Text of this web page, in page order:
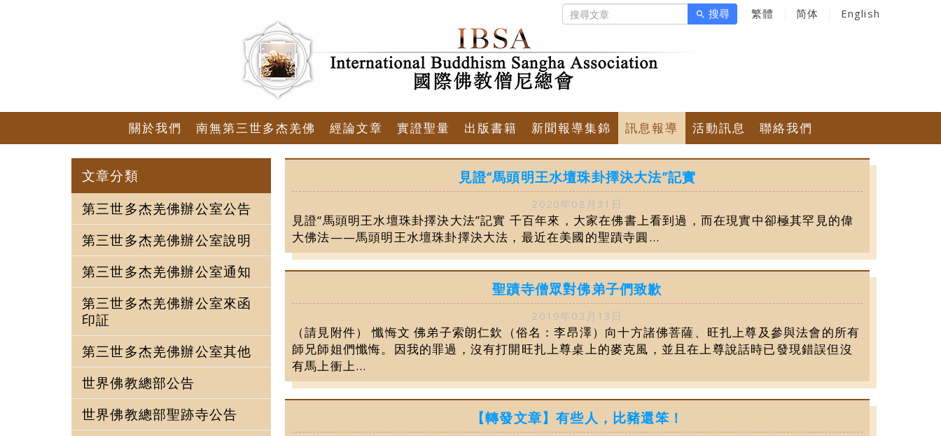
繁體 简体 English
search 搜尋
關於我們 南無第三世多杰羌佛 經論文章 實證聖量 出版書籍 新聞報導集錦 訊息報導 活動訊息 聯絡我們
文章分類
第三世多杰羌佛辦公室公告
第三世多杰羌佛辦公室說明
第三世多杰羌佛辦公室通知
第三世多杰羌佛辦公室來函
印証
第三世多杰羌佛辦公室其他
世界佛教總部公告
世界佛教總部聖跡寺公告
見證“馬頭明王水壇珠卦擇決大法”記實
2020年08月31日
見證“馬頭明王水壇珠卦擇決大法”記實 千百年來，大家在佛書上看到過，而在現實中卻極其罕見的偉
大佛法——馬頭明王水壇珠卦擇決大法，最近在美國的聖蹟寺圓...
聖蹟寺僧眾對佛弟子們致歉
2019年03月13日
（請見附件） 懺悔文 佛弟子索朗仁欽（俗名：李昂澤）向十方諸佛菩薩、旺扎上尊及參與法會的所有
師兄師姐們懺悔。因我的罪過，沒有打開旺扎上尊桌上的麥克風，並且在上尊說話時已發現錯誤但沒
有馬上衝上...
【轉發文章】有些人，比豬還笨！